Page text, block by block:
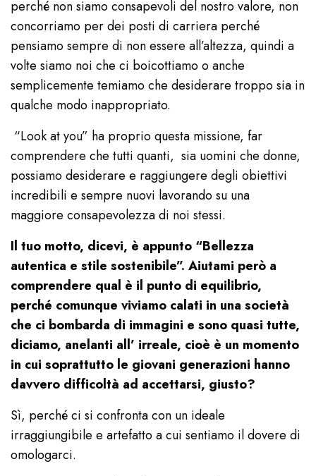
perché non siamo consapevoli del nostro valore, non
concorriamo per dei posti di carriera perché
pensiamo sempre di non essere all’altezza, quindi a
volte siamo noi che ci boicottiamo o anche
semplicemente temiamo che desiderare troppo sia in
qualche modo inappropriato.
“Look at you” ha proprio questa missione, far
comprendere che tutti quanti, sia uomini che donne,
possiamo desiderare e raggiungere degli obiettivi
incredibili e sempre nuovi lavorando su una
maggiore consapevolezza di noi stessi.
Il tuo motto, dicevi, è appunto “Bellezza
autentica e stile sostenibile”. Aiutami però a
comprendere qual è il punto di equilibrio,
perché comunque viviamo calati in una società
che ci bombarda di immagini e sono quasi tutte,
diciamo, anelanti all’ irreale, cioè è un momento
in cui soprattutto le giovani generazioni hanno
davvero difficoltà ad accettarsi, giusto?
Sì, perché ci si confronta con un ideale
irraggiungibile e artefatto a cui sentiamo il dovere di
omologarci.